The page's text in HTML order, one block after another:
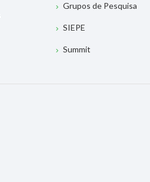
Grupos de Pesquisa
SIEPE
Summit